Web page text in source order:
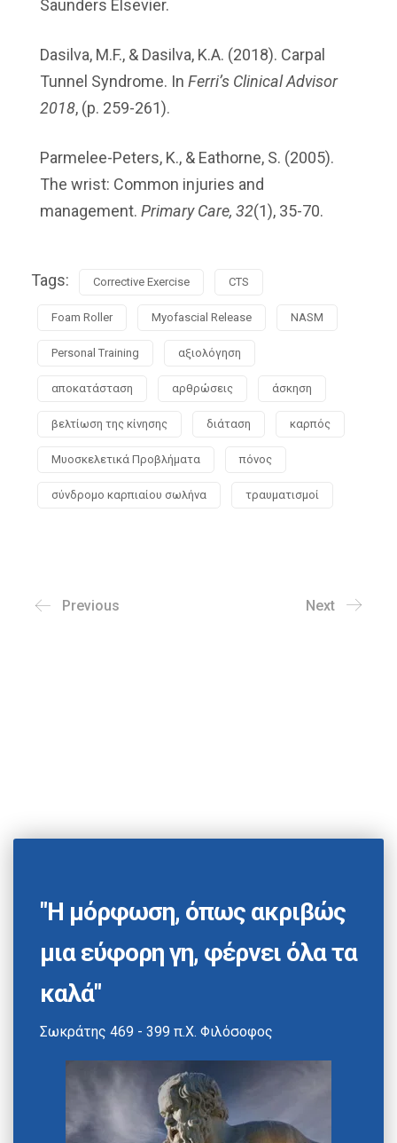
Saunders Elsevier.
Dasilva, M.F., & Dasilva, K.A. (2018). Carpal
Tunnel Syndrome. In Ferri’s Clinical Advisor
2018, (p. 259-261).
Parmelee-Peters, K., & Eathorne, S. (2005).
The wrist: Common injuries and
management. Primary Care, 32(1), 35-70.
Tags: Corrective Exercise CTS
Foam Roller Myofascial Release NASM
Personal Training αξιολόγηση
αποκατάσταση αρθρώσεις άσκηση
βελτίωση της κίνησης διάταση καρπός
Μυοσκελετικά Προβλήματα πόνος
σύνδρομο καρπιαίου σωλήνα τραυματισμοί
Previous Next
"Η μόρφωση, όπως ακριβώς
μια εύφορη γη, φέρνει όλα τα
καλά"
Σωκράτης 469 - 399 π.Χ. Φιλόσοφος